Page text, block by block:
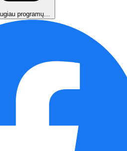
programų…